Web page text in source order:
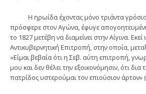
Η ηρωίδα έχοντας μόνο τριάντα
πρόσφερε στον Αγώνα, έφυγε
το 1827 μετέβη να διαμείνει στην Αίγινα.
Αντικυβερνητική Επιτροπή, στην οποία,
«Είμαι βεβαία ότι η Σεβ. αύτη επιτροπή,
μου και δεν θέλει την εξοικονόμησιν, ότι
πατρίδος υστερούμαι τον επιούσιον άρτον»